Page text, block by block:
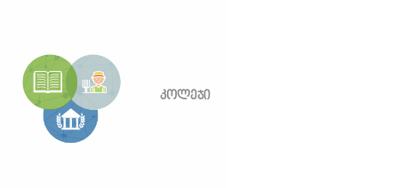
კოლეჯი